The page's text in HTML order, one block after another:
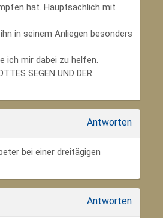
hat. Hauptsächlich mit
in seinem Anliegen besonders
ich mir dabei zu helfen.
SEGEN UND DER
Antworten
bei einer dreitägigen
Antworten